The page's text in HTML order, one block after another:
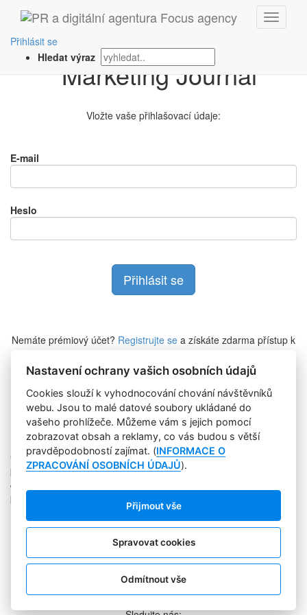
Přihlásit se
Hledat výrazPřihlášení na
Vložte vaše přihlašovací údaje:
E-mail
Heslo
Nemáte prémiový účet? Registrujte se a získáte zdarma přístup k
Zapomněli jste heslo?
Copyright © 2004-2020 Focus Agency, s.r.o. Plné znění licenčních
podmínek. ISSN 1803-957X
Jakékoliv publikování, přebírání nebo šíření obsahu je bez
písemného souhlasu Focus Agency, s.r.o. zakázáno.
RSS 1
Štítky
Zpracování osobních údajů
Kontakt
PR AGENTURA
COOKIES
Nastavení ochrany vašich osobních údajů
Cookies slouží k vyhodnocování chování návštěvníků
webu. Jsou to malé datové soubory ukládané do
vašeho prohlížeče. Můžeme vám s jejich pomocí
zobrazovat obsah a reklamy, co vás budou s větší
pravděpodobností zajímat. (INFORMACE O
ZPRACOVÁNÍ OSOBNÍCH ÚDAJŮ).
Přijmout vše
Spravovat cookies
Odmítnout vše